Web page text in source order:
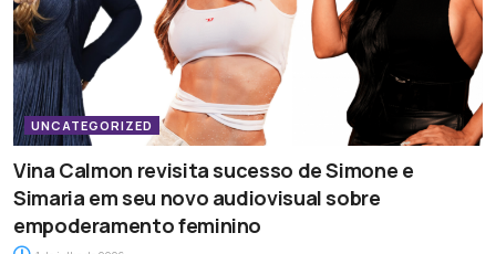
UNCATEGORIZED
Vina Calmon revisita sucesso de Simone e
Simaria em seu novo audiovisual sobre
empoderamento feminino